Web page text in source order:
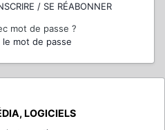
/ SE RÉABONNER
mot de passe ?
le mot de passe
LOGICIELS